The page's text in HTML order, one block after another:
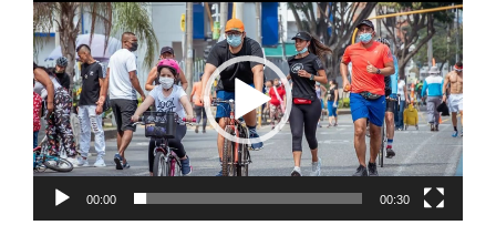
de
vídeo
00:00 00:30